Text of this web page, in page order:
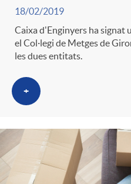
18/02/2019
Caixa d'Enginyers ha signat
el Col·legi de Metges de
les dues entitats.
+